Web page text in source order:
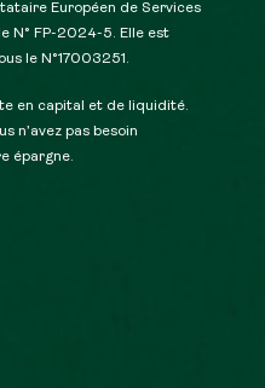
Européen de Services
N° FP-2024-5. Elle est
le N°17003251.
en capital et de liquidité.
n’avez pas besoin
épargne.